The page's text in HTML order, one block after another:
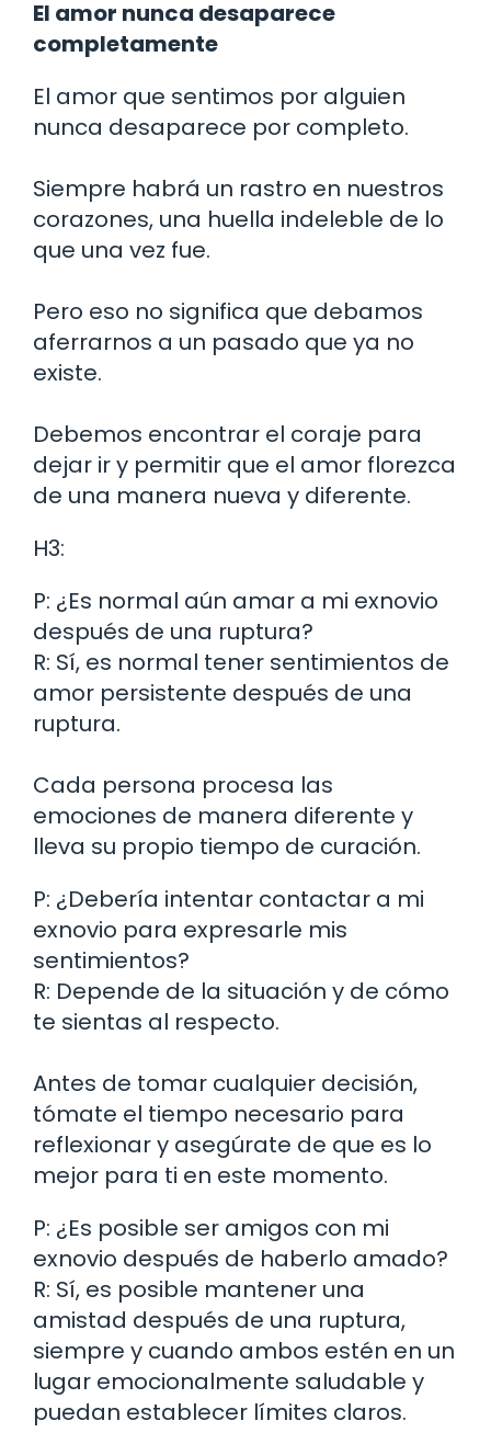
El amor nunca desaparece
completamente
El amor que sentimos por alguien
nunca desaparece por completo.
Siempre habrá un rastro en nuestros
corazones, una huella indeleble de lo
que una vez fue.
Pero eso no significa que debamos
aferrarnos a un pasado que ya no
existe.
Debemos encontrar el coraje para
dejar ir y permitir que el amor florezca
de una manera nueva y diferente.
H3:
P: ¿Es normal aún amar a mi exnovio
después de una ruptura?
R: Sí, es normal tener sentimientos de
amor persistente después de una
ruptura.
Cada persona procesa las
emociones de manera diferente y
lleva su propio tiempo de curación.
P: ¿Debería intentar contactar a mi
exnovio para expresarle mis
sentimientos?
R: Depende de la situación y de cómo
te sientas al respecto.
Antes de tomar cualquier decisión,
tómate el tiempo necesario para
reflexionar y asegúrate de que es lo
mejor para ti en este momento.
P: ¿Es posible ser amigos con mi
exnovio después de haberlo amado?
R: Sí, es posible mantener una
amistad después de una ruptura,
siempre y cuando ambos estén en un
lugar emocionalmente saludable y
puedan establecer límites claros.